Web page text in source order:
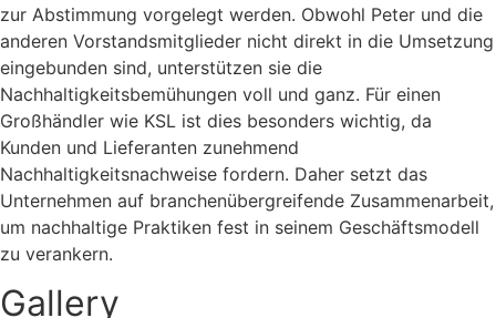
zur Abstimmung vorgelegt werden. Obwohl Peter und die
anderen Vorstandsmitglieder nicht direkt in die Umsetzung
eingebunden sind, unterstützen sie die
Nachhaltigkeitsbemühungen voll und ganz. Für einen
Großhändler wie KSL ist dies besonders wichtig, da
Kunden und Lieferanten zunehmend
Nachhaltigkeitsnachweise fordern. Daher setzt das
Unternehmen auf branchenübergreifende Zusammenarbeit,
um nachhaltige Praktiken fest in seinem Geschäftsmodell
zu verankern.
Gallery